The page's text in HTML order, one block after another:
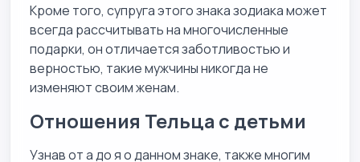
Кроме того, супруга этого знака зодиака может
всегда рассчитывать на многочисленные
подарки, он отличается заботливостью и
верностью, такие мужчины никогда не
изменяют своим женам.
Отношения Тельца с детьми
Узнав от а до я о данном знаке, также многим